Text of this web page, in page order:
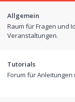
Allgemein
Raum für Fragen und
Veranstaltungen.
Tutorials
Forum für Anleitungen